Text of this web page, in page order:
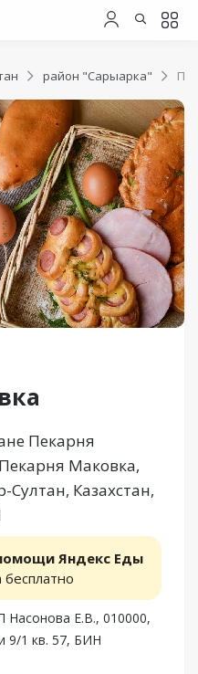
район "Сарыарка"
Пекарня
Маковка,
Казахстан,
Яндекс Еды
бесплатно
Насонова Е.В., 010000,
9/1 кв. 57, БИН